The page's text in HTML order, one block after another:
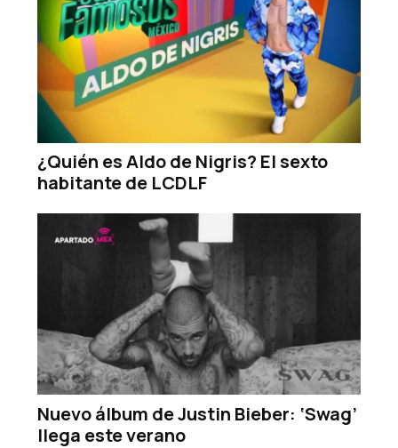
¿Quién es Aldo de Nigris? El sexto
habitante de LCDLF
Nuevo álbum de Justin Bieber: ‘Swag’
llega este verano